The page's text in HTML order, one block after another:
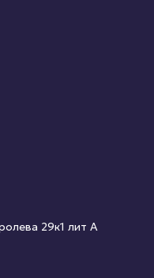
29к1 лит А